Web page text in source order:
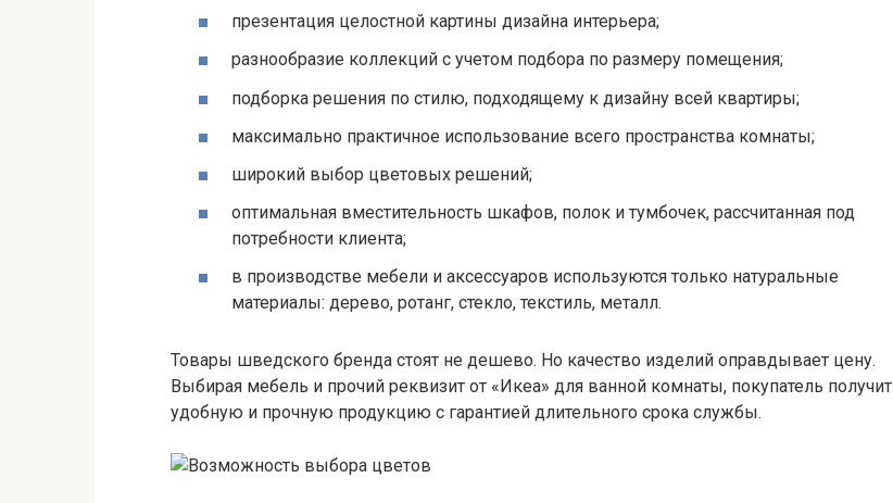
презентация целостной картины дизайна интерьера;
разнообразие коллекций с учетом подбора по размеру помещения;
подборка решения по стилю, подходящему к дизайну всей квартиры;
максимально практичное использование всего пространства комнаты;
широкий выбор цветовых решений;
оптимальная вместительность шкафов, полок и тумбочек, рассчитанная под
потребности клиента;
в производстве мебели и аксессуаров используются только натуральные
материалы: дерево, ротанг, стекло, текстиль, металл.
Товары шведского бренда стоят не дешево. Но качество изделий оправдывает цену.
Выбирая мебель и прочий реквизит от «Икеа» для ванной комнаты, покупатель получит
удобную и прочную продукцию с гарантией длительного срока службы.